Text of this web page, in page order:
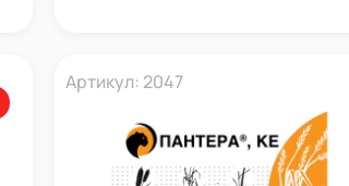
Артикул: 2047